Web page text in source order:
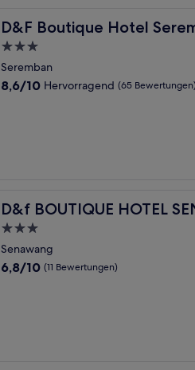
D&F Boutique Hotel
D&F Boutique Hotel Seremban 2
3.0-
Sterne-
Unterkunft
Seremban
8.6
8,6/10 Hervorragend (65 Bewertungen)
D&f BOUTIQUE HOTEL
D&f BOUTIQUE HOTEL
3.0-
Sterne-
Unterkunft
Senawang
6.8
6,8/10 (11 Bewertungen)